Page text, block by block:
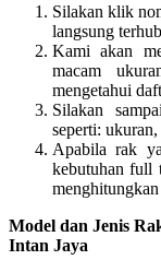
Silakan klik
langsung
Kami akan
macam
mengetahui
Silakan
seperti:
Apabila rak
kebutuhan full
Model dan Jenis
Intan Jaya